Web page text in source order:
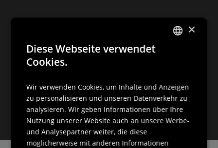
GERMAN
SLOVENIAN
×
Diese Webseite verwendet
Cookies.
Wir verwenden Cookies, um Inhalte und Anzeigen
zu personalisieren und unseren Datenverkehr zu
analysieren. Wir geben Informationen über Ihre
Nutzung unserer Website auch an unsere Werbe-
und Analysepartner weiter, die diese
möglicherweise mit anderen Informationen